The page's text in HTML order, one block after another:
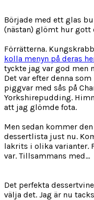
Började med ett glas
(nästan) glömt hur gott
Förrätterna.
kolla menyn på deras
tyckte jag var god men
Det var efter denna
piggvar med sås på
Yorkshirepudding.
att jag glömde fota.
Men sedan kommer
dessertlista just nu.
lakrits i olika varianter.
var. Tillsammans med…
Det perfekta
välja det. Jag är nu